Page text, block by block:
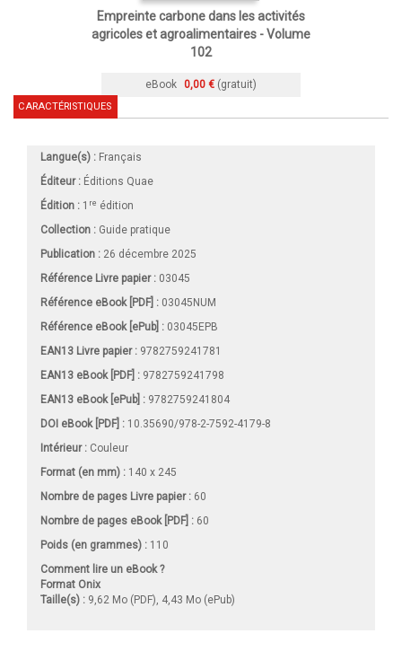
Empreinte carbone dans les activités
agricoles et agroalimentaires - Volume
102
eBook 0,00 € (gratuit)
CARACTÉRISTIQUES
Langue(s) : Français
Éditeur : Éditions Quae
Édition : 1 re édition
Collection : Guide pratique
Publication : 26 décembre 2025
Référence Livre papier : 03045
Référence eBook [PDF] : 03045NUM
Référence eBook [ePub] : 03045EPB
EAN13 Livre papier : 9782759241781
EAN13 eBook [PDF] : 9782759241798
EAN13 eBook [ePub] : 9782759241804
DOI eBook [PDF] : 10.35690/978-2-7592-4179-8
Intérieur : Couleur
Format (en mm) : 140 x 245
Nombre de pages Livre papier: 60
Nombre de pages eBook [PDF] : 60
Poids (en grammes) : 110
Comment lire un eBook ?
Format Onix
Taille(s) : 9,62 Mo (PDF), 4,43 Mo (ePub)